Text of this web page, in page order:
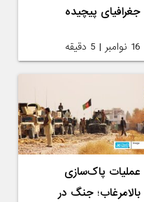
جغرافیای پیچیده
16 نوامبر | 5 دقیقه
عملیات پاک‌سازی
بالامرغاب؛ جنگ در